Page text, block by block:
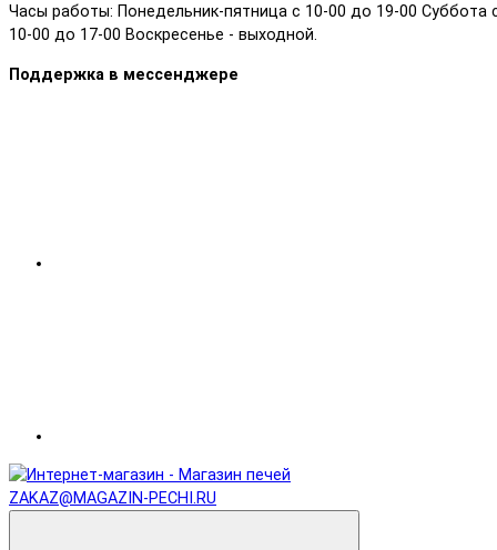
Часы работы: Понедельник-пятница с 10-00 до 19-00 Суббота
10-00 до 17-00 Воскресенье - выходной.
Поддержка в мессенджере
ZAKAZ@MAGAZIN-PECHI.RU